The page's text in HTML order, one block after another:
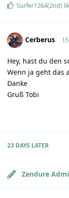
Surfer1264(2nd)
Cerberus
Hey, hast du den
Wenn ja geht das
Danke
Gruß Tobi
23 DAYS LATER
Zendure